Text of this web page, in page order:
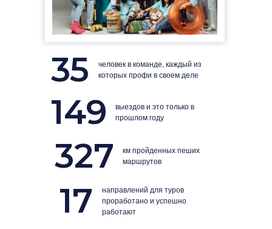
км пройденных пеших
маршрутов
327
направлений для туров
проработано и успешно
работают
17
выездов и это только в
прошлом году
149
человек в команде, каждый из
которых профи в своем деле
35